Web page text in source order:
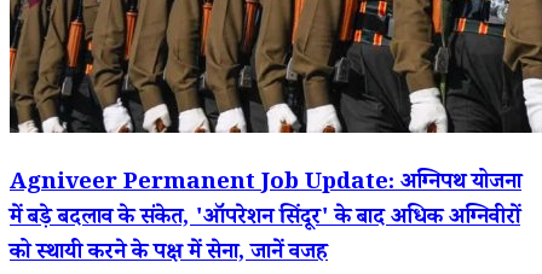
Agniveer Permanent Job Update: अग्निपथ योजना
में बड़े बदलाव के संकेत, 'ऑपरेशन सिंदूर' के बाद अधिक अग्निवीरों
को स्थायी करने के पक्ष में सेना, जानें वजह